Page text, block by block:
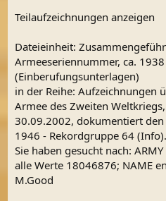
Teilaufzeichnungen anzeigen
Dateieinheit:
Armeeseriennummer, ca.
(Einberufungsunterlagen)
in der Reihe: Aufzeichnungen
Armee des Zweiten
30.09.2002, dokumentiert
1946 - Rekordgruppe 64 (Info).
Sie haben gesucht nach:
alle Werte 18046876; NAME
M.Good